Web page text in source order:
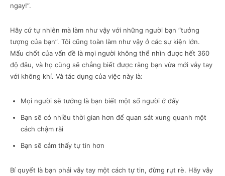
ngay!”.
Hãy cứ tự nhiên mà làm như vậy với những người bạn “tưởng
tượng của bạn”. Tôi cũng toàn làm như vậy ở các sự kiện lớn.
Mấu chốt của vấn đề là mọi người không thể nhìn được hết 360
độ đâu, và họ cũng sẽ chẳng biết được rằng bạn vừa mới vẫy tay
với không khí. Và tác dụng của việc này là:
Mọi người sẽ tưởng là bạn biết một số người ở đấy
Bạn sẽ có nhiều thời gian hơn để quan sát xung quanh một
cách chậm rãi
Bạn sẽ cảm thấy tự tin hơn
Bí quyết là bạn phải vẫy tay một cách tự tin, đừng rụt rè. Hãy vẫy